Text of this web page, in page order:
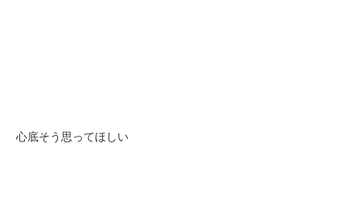
心底そう思ってほしい